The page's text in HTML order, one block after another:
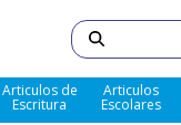
Articulos de
Escritura
Articulos
Escolares